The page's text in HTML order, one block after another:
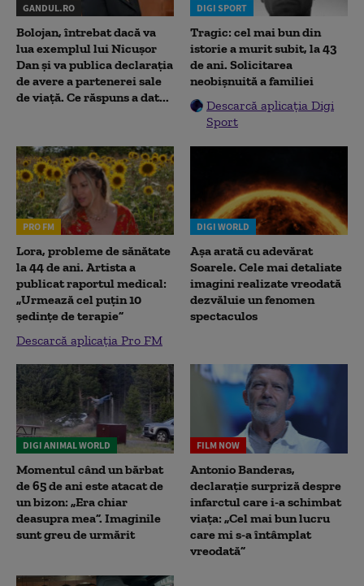
GANDUL.RO
Bolojan, întrebat dacă va
lua exemplul lui Nicușor
Dan și va publica declarația
de avere a partenerei sale
de viață. Ce răspuns a dat...
DIGI SPORT
Tragic: cel mai bun din
istorie a murit subit, la 43
de ani. Solicitarea
neobișnuită a familiei
Descarcă aplicația Digi
Sport
PRO FM
Lora, probleme de sănătate
la 44 de ani. Artista a
publicat raportul medical:
„Urmează cel puțin 10
ședințe de terapie”
Descarcă aplicația Pro FM
DIGI WORLD
Așa arată cu adevărat
Soarele. Cele mai detaliate
imagini realizate vreodată
dezvăluie un fenomen
spectaculos
DIGI ANIMAL WORLD
Momentul când un bărbat
de 65 de ani este atacat de
un bizon: „Era chiar
deasupra mea”. Imaginile
sunt greu de urmărit
FILM NOW
Antonio Banderas,
declarație surpriză despre
infarctul care i-a schimbat
viața: „Cel mai bun lucru
care mi s-a întâmplat
vreodată”